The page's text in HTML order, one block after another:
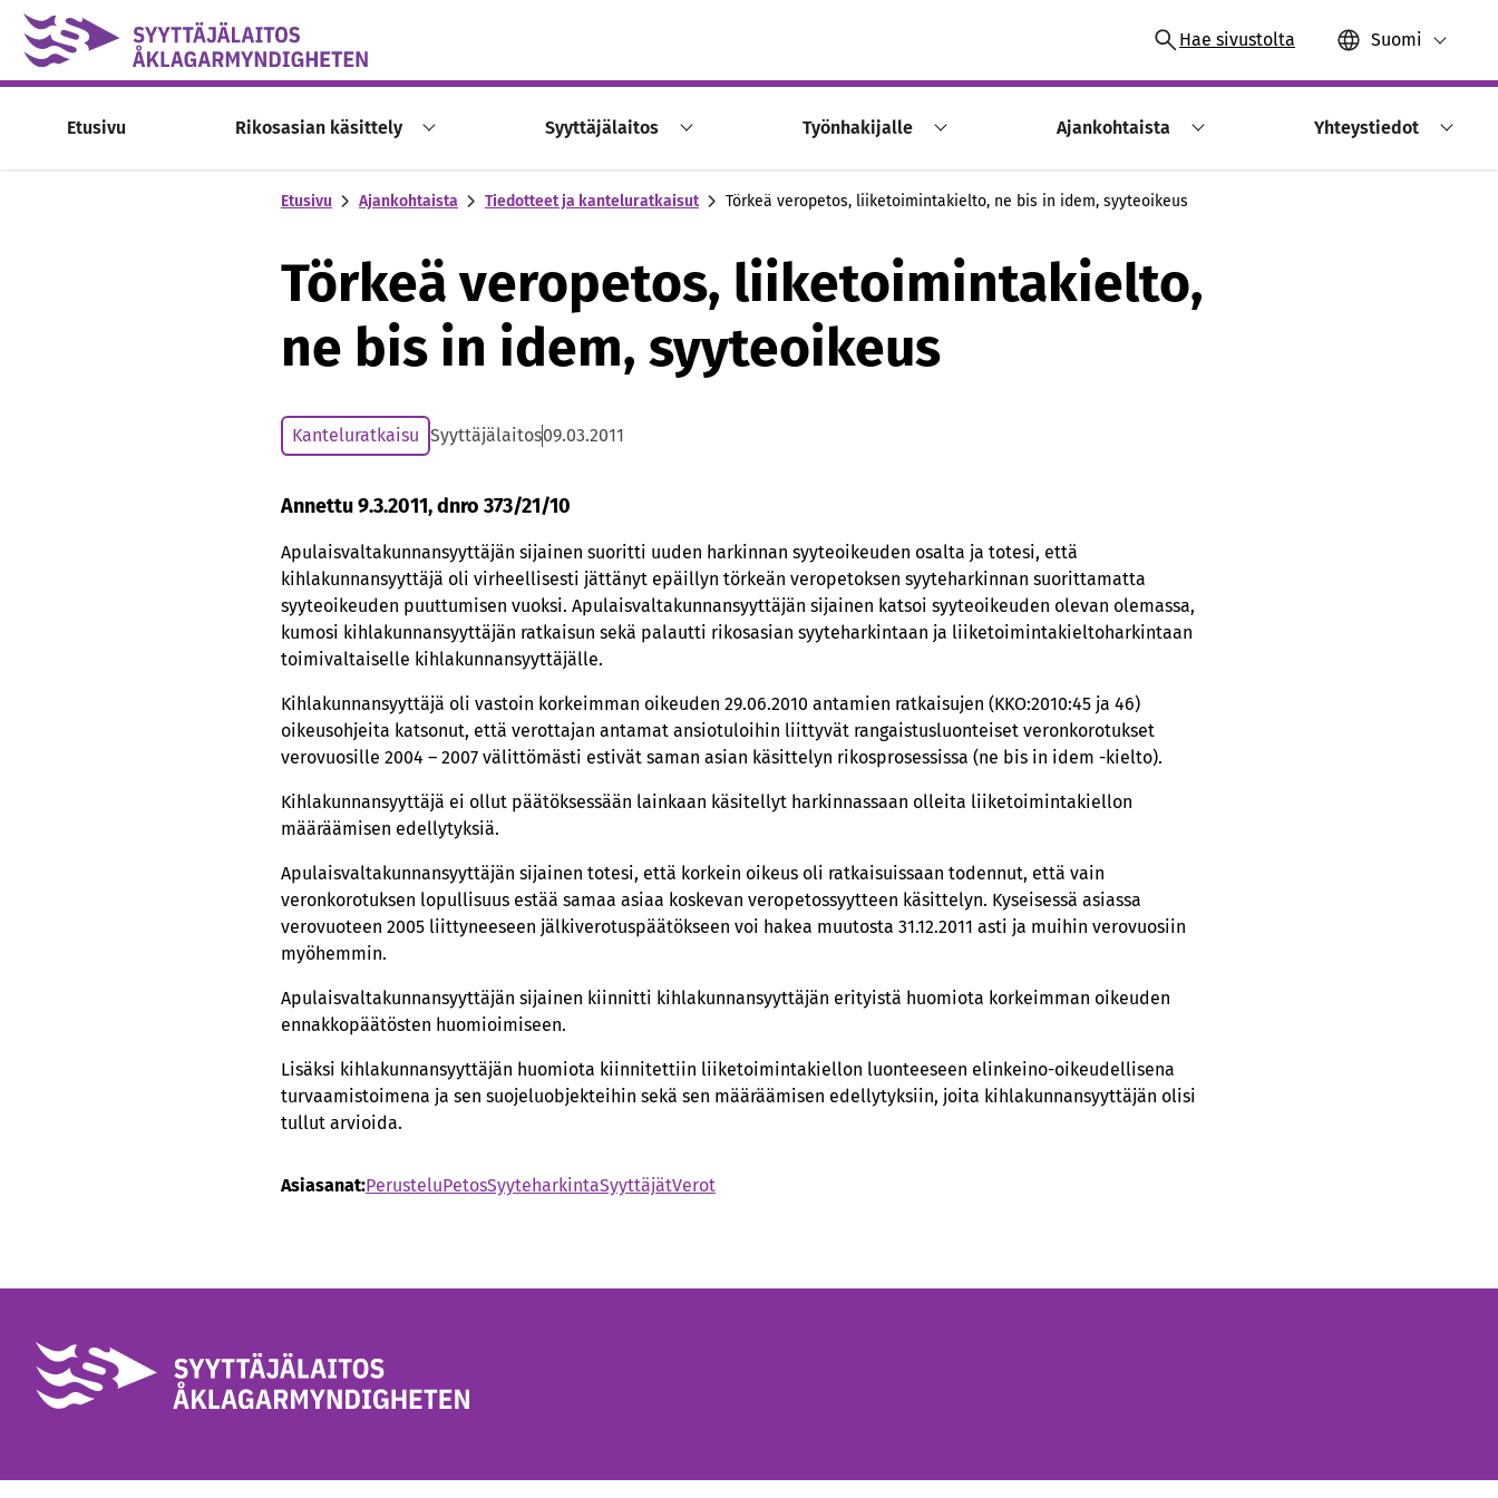
Skip to content -saavutettavuusohje
Hae sivustolta Suomi
Etusivu Rikosasian käsittely Syyttäjälaitos Työnhakijalle Ajankohtaista Yhteystiedot
Etusivu Ajankohtaista Tiedotteet ja kanteluratkaisut Törkeä veropetos, liiketoimintakielto, ne bis in idem, syyteoikeus
Törkeä veropetos, liiketoimintakielto,
ne bis in idem, syyteoikeus
Kanteluratkaisu Syyttäjälaitos09.03.2011
Annettu 9.3.2011, dnro 373/21/10
Apulaisvaltakunnansyyttäjän sijainen suoritti uuden harkinnan syyteoikeuden osalta ja totesi, että
kihlakunnansyyttäjä oli virheellisesti jättänyt epäillyn törkeän veropetoksen syyteharkinnan suorittamatta
syyteoikeuden puuttumisen vuoksi. Apulaisvaltakunnansyyttäjän sijainen katsoi syyteoikeuden olevan olemassa,
kumosi kihlakunnansyyttäjän ratkaisun sekä palautti rikosasian syyteharkintaan ja liiketoimintakieltoharkintaan
toimivaltaiselle kihlakunnansyyttäjälle.
Kihlakunnansyyttäjä oli vastoin korkeimman oikeuden 29.06.2010 antamien ratkaisujen (KKO:2010:45 ja 46)
oikeusohjeita katsonut, että verottajan antamat ansiotuloihin liittyvät rangaistusluonteiset veronkorotukset
verovuosille 2004 – 2007 välittömästi estivät saman asian käsittelyn rikosprosessissa (ne bis in idem -kielto).
Kihlakunnansyyttäjä ei ollut päätöksessään lainkaan käsitellyt harkinnassaan olleita liiketoimintakiellon
määräämisen edellytyksiä.
Apulaisvaltakunnansyyttäjän sijainen totesi, että korkein oikeus oli ratkaisuissaan todennut, että vain
veronkorotuksen lopullisuus estää samaa asiaa koskevan veropetossyytteen käsittelyn. Kyseisessä asiassa
verovuoteen 2005 liittyneeseen jälkiverotuspäätökseen voi hakea muutosta 31.12.2011 asti ja muihin verovuosiin
myöhemmin.
Apulaisvaltakunnansyyttäjän sijainen kiinnitti kihlakunnansyyttäjän erityistä huomiota korkeimman oikeuden
ennakkopäätösten huomioimiseen.
Lisäksi kihlakunnansyyttäjän huomiota kiinnitettiin liiketoimintakiellon luonteeseen elinkeino-oikeudellisena
turvaamistoimena ja sen suojeluobjekteihin sekä sen määräämisen edellytyksiin, joita kihlakunnansyyttäjän olisi
tullut arvioida.
Asiasanat:PerusteluPetosSyyteharkintaSyyttäjätVerot